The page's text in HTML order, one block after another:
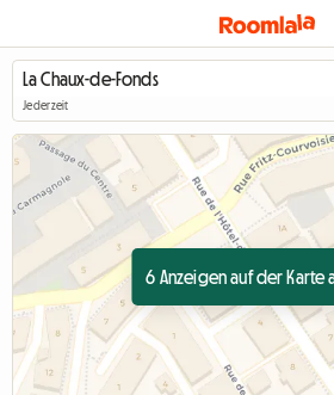
Jederzeit
6 Anzeigen auf der Karte